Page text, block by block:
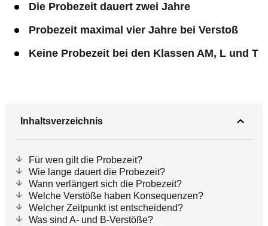
Die Probezeit dauert zwei Jahre
Probezeit maximal vier Jahre bei Verstoß
Keine Probezeit bei den Klassen AM, L und T
Inhaltsverzeichnis
Für wen gilt die Probezeit?
Wie lange dauert die Probezeit?
Wann verlängert sich die Probezeit?
Welche Verstöße haben Konsequenzen?
Welcher Zeitpunkt ist entscheidend?
Was sind A- und B-Verstöße?